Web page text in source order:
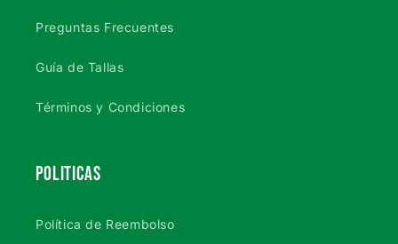
Preguntas Frecuentes
Guía de Tallas
Términos y Condiciones
POLITICAS
Política de Reembolso